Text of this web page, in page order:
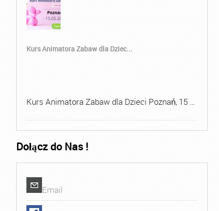
Kurs Animatora Zabaw dla Dziec...
Kurs Animatora Zabaw dla Dzieci Poznań, 15 …
Dołącz do Nas !
Email